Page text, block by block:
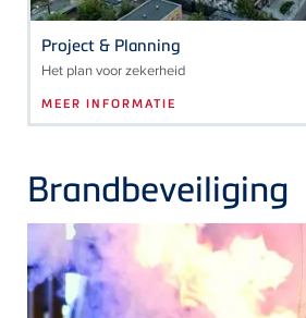
Project & Planning
Het plan voor zekerheid
MEER INFORMATIE
Brandbeveiliging